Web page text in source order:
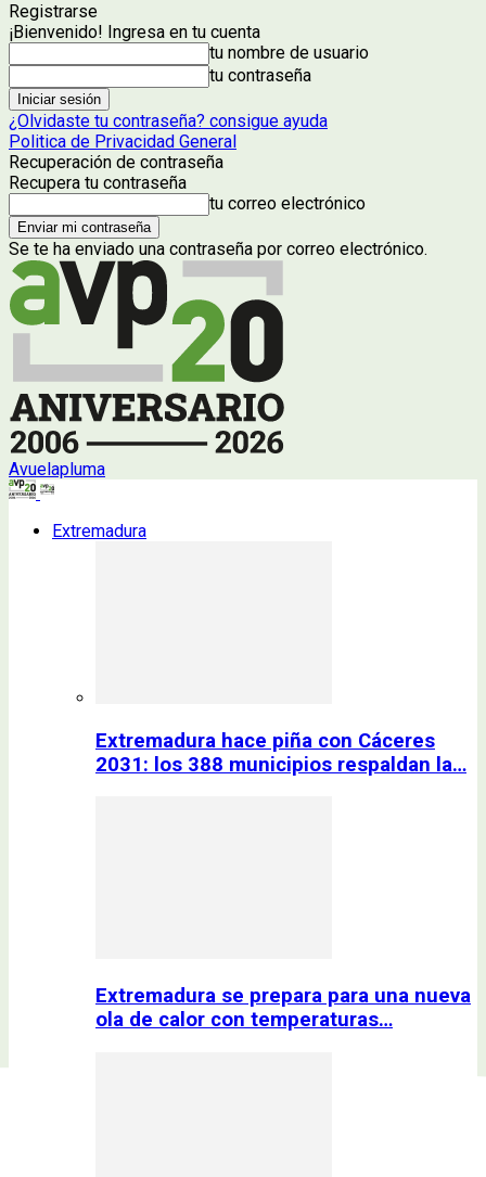
Registrarse
¡Bienvenido! Ingresa en tu cuenta
tu nombre de usuario
tu contraseña
¿Olvidaste tu contraseña? consigue ayuda
Politica de Privacidad General
Recuperación de contraseña
Recupera tu contraseña
tu correo electrónico
Se te ha enviado una contraseña por correo electrónico.
Avuelapluma
Extremadura
Extremadura hace piña con Cáceres
2031: los 388 municipios respaldan la…
Extremadura se prepara para una nueva
ola de calor con temperaturas…